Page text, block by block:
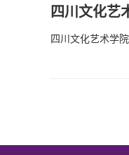
四川文化艺
四川文化艺术学